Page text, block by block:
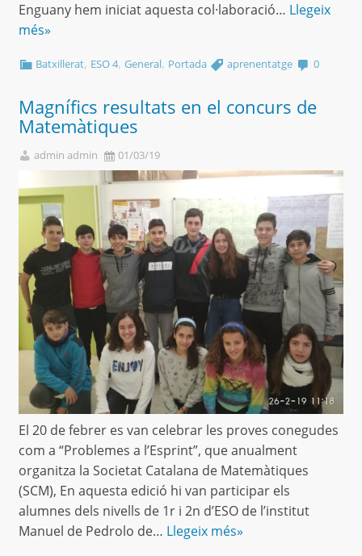
Enguany hem iniciat aquesta col·laboració… Llegeix
més»
Batxillerat, ESO 4,General, Portada aprenentatge 0
Magnífics resultats en el concurs de
Matemàtiques
admin admin 01/03/19
El 20 de febrer es van celebrar les proves conegudes
com a “Problemes a l’Esprint”, que anualment
organitza la Societat Catalana de Matemàtiques
(SCM), En aquesta edició hi van participar els
alumnes dels nivells de 1r i 2n d’ESO de l’institut
Manuel de Pedrolo de… Llegeix més»